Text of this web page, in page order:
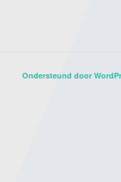
Ondersteund door